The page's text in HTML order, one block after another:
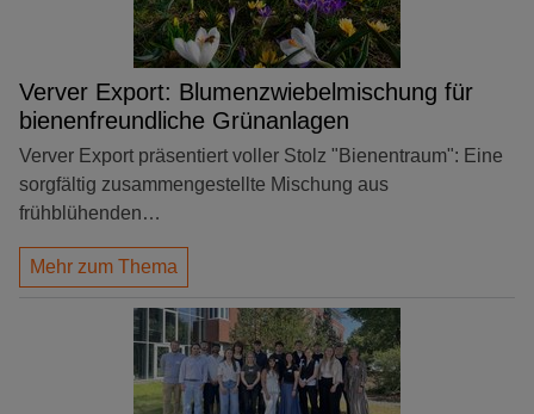
Verver Export: Blumenzwiebelmischung für
bienenfreundliche Grünanlagen
Verver Export präsentiert voller Stolz "Bienentraum": Eine
sorgfältig zusammengestellte Mischung aus
frühblühenden…
Mehr zum Thema